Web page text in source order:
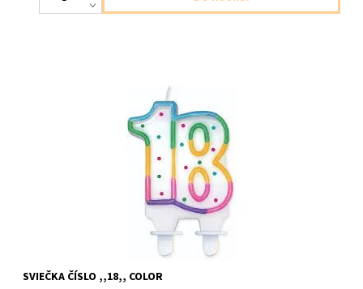
sviecka cislo ,,18,, farebna 1ks v baleni velkost 8cm
SVIEČKA ČÍSLO ,,18,, COLOR